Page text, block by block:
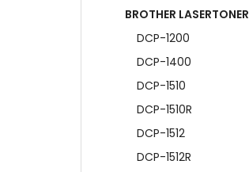
BROTHER LASERTONER
DCP-1200
DCP-1400
DCP-1510
DCP-1510R
DCP-1512
DCP-1512R